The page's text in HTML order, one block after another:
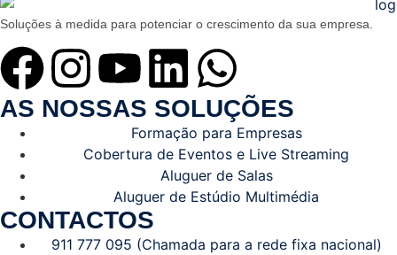
Soluções à medida para potenciar o crescimento da sua empresa.
AS NOSSAS SOLUÇÕES
Formação para Empresas
Cobertura de Eventos e Live Streaming
Aluguer de Salas
Aluguer de Estúdio Multimédia
CONTACTOS
911 777 095 (Chamada para a rede fixa nacional)